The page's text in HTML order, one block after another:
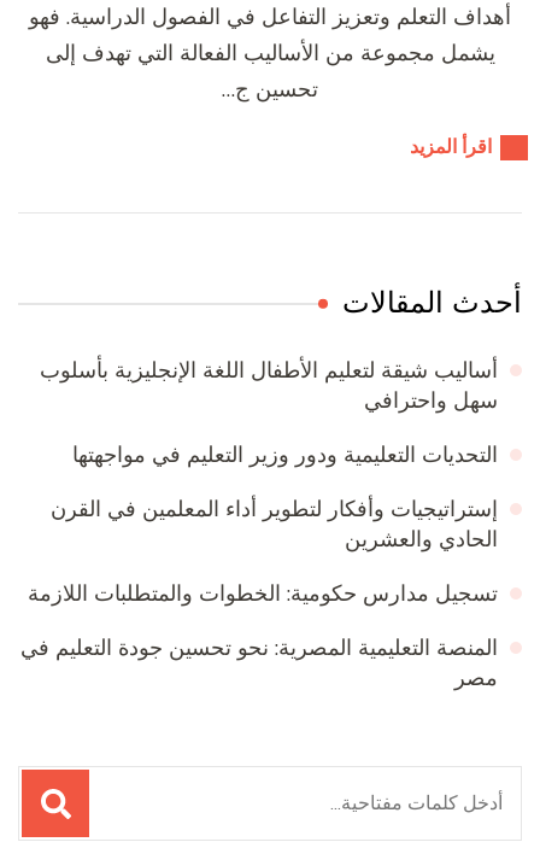
أهداف التعلم وتعزيز التفاعل في الفصول الدراسية. فهو
يشمل مجموعة من الأساليب الفعالة التي تهدف إلى
تحسين ج…
اقرأ المزيد
أحدث المقالات
أساليب شيقة لتعليم الأطفال اللغة الإنجليزية بأسلوب
سهل واحترافي
التحديات التعليمية ودور وزير التعليم في مواجهتها
إستراتيجيات وأفكار لتطوير أداء المعلمين في القرن
الحادي والعشرين
تسجيل مدارس حكومية: الخطوات والمتطلبات اللازمة
المنصة التعليمية المصرية: نحو تحسين جودة التعليم في
مصر
البحث
عن: